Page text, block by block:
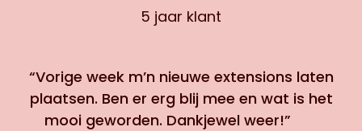
5 jaar klant
“Vorige week m’n nieuwe extensions laten
plaatsen. Ben er erg blij mee en wat is het
mooi geworden. Dankjewel weer!”